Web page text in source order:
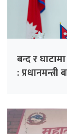
बन्द र
: प्रधानमन्त्री